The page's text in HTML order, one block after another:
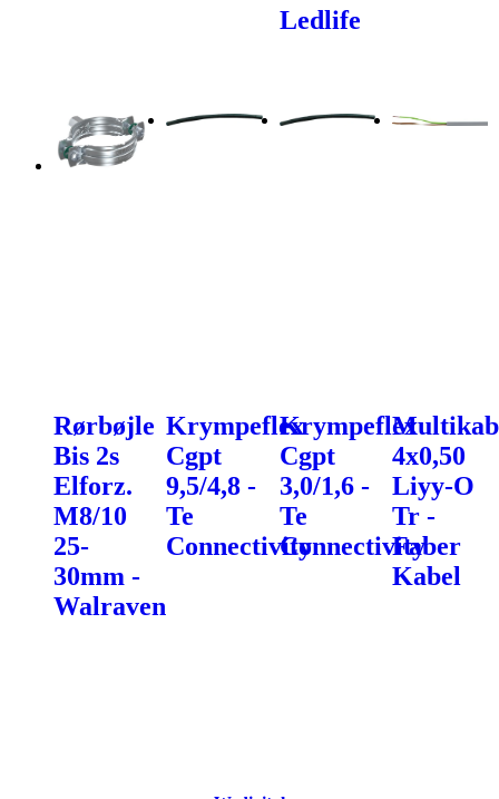
Ledlife
Rørbøjle
Bis 2s
Elforz.
M8/10
25-
30mm -
Walraven
Krympeflex
Cgpt
9,5/4,8 -
Te
Connectivity
Krympeflex
Cgpt
3,0/1,6 -
Te
Connectivity
4x0,50
Liyy-O
Tr -
Faber
Kabel